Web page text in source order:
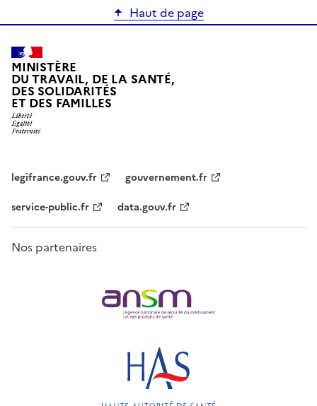
Haut de page
MINISTÈRE
DU TRAVAIL, DE LA SANTÉ,
DES SOLIDARITÉS
ET DES FAMILLES
legifrance.gouv.fr
gouvernement.fr
service-public.fr
data.gouv.fr
Nos partenaires